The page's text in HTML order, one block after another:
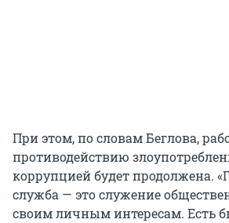
При этом, по словам Беглова,
противодействию
коррупцией будет продолжена.
служба — это служение
своим личным интересам. Есть